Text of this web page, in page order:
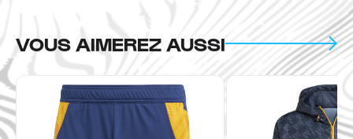
VOUS AIMEREZ AUSSI